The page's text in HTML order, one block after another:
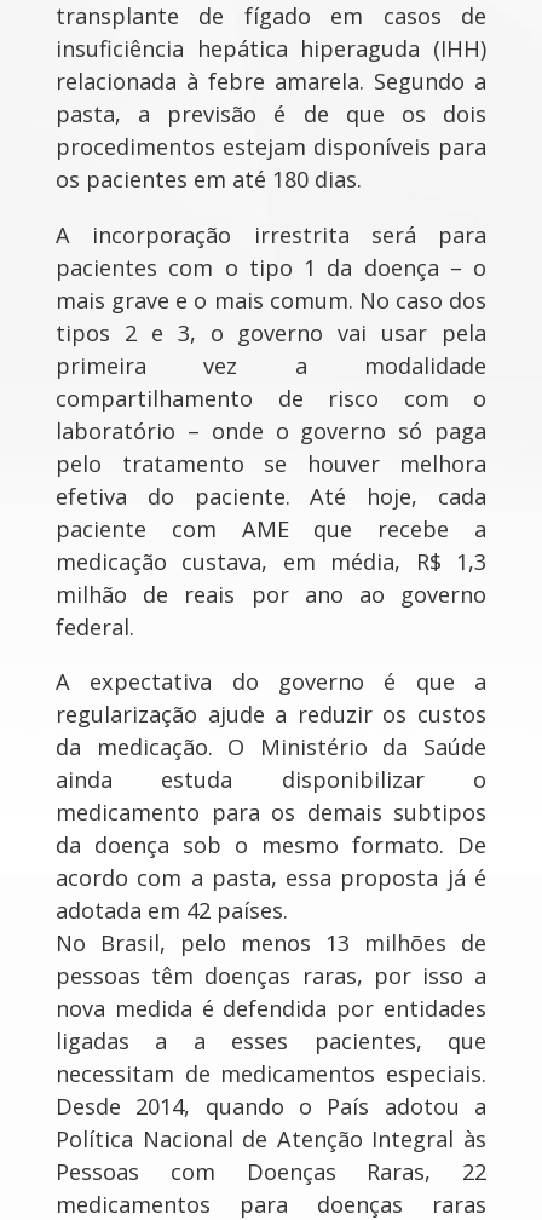
transplante de fígado em casos de
insuficiência hepática hiperaguda (IHH)
relacionada à febre amarela. Segundo a
pasta, a previsão é de que os dois
procedimentos estejam disponíveis para
os pacientes em até 180 dias.
A incorporação irrestrita será para
pacientes com o tipo 1 da doença – o
mais grave e o mais comum. No caso dos
tipos 2 e 3, o governo vai usar pela
primeira vez a modalidade
compartilhamento de risco com o
laboratório – onde o governo só paga
pelo tratamento se houver melhora
efetiva do paciente. Até hoje, cada
paciente com AME que recebe a
medicação custava, em média, R$ 1,3
milhão de reais por ano ao governo
federal.
A expectativa do governo é que a
regularização ajude a reduzir os custos
da medicação. O Ministério da Saúde
ainda estuda disponibilizar o
medicamento para os demais subtipos
da doença sob o mesmo formato. De
acordo com a pasta, essa proposta já é
adotada em 42 países.
No Brasil, pelo menos 13 milhões de
pessoas têm doenças raras, por isso a
nova medida é defendida por entidades
ligadas a a esses pacientes, que
necessitam de medicamentos especiais.
Desde 2014, quando o País adotou a
Política Nacional de Atenção Integral às
Pessoas com Doenças Raras, 22
medicamentos para doenças raras